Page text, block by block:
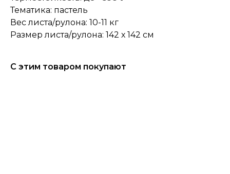
Тематика: пастель
Вес листа/рулона: 10-11 кг
Размер листа/рулона: 142 х 142 см
С этим товаром покупают